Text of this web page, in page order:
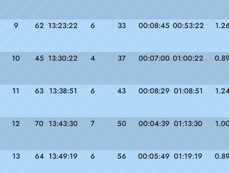
9 62 13:23:22 6 33 00:08:45 00:53:22
10 45 13:30:22 4 37 00:07:00 01:00:22
11 63 13:38:51 6 43 00:08:29 01:08:51
12 70 13:43:30 7 50 00:04:39 01:13:30
13 64 13:49:19 6 56 00:05:49 01:19:19